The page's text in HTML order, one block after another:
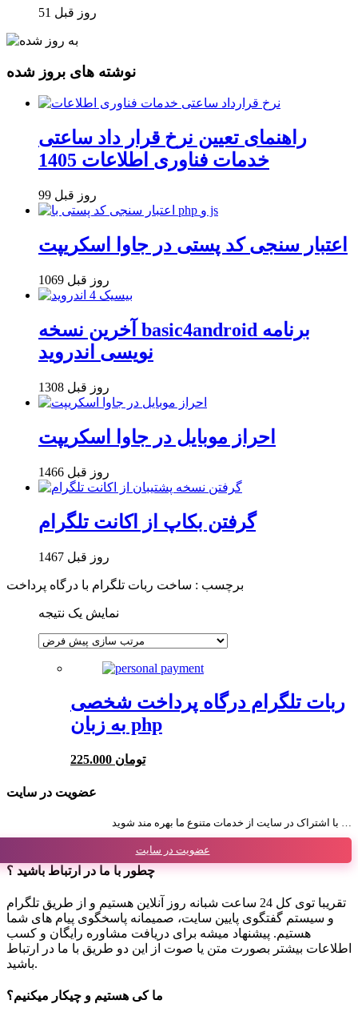
51 روز قبل
نوشته های بروز شده
راهنمای تعیین نرخ قرار داد ساعتی
خدمات فناوری اطلاعات 1405
99 روز قبل
اعتبار سنجی کد پستی در جاوا اسکریپت
1069 روز قبل
آخرین نسخه basic4android برنامه
نویسی اندروید
1308 روز قبل
احراز موبایل در جاوا اسکریپت
1466 روز قبل
گرفتن بکاپ از اکانت تلگرام
1467 روز قبل
برچسب : ساخت ربات تلگرام با درگاه پرداخت
نمایش یک نتیجه
ربات تلگرام درگاه پرداخت شخصی
به زبان php
225.000 تومان
عضویت در سایت
عضویت در سایت
چطور با ما در ارتباط باشید ؟
تقریبا توی کل 24 ساعت شبانه روز آنلاین هستیم و از طریق تلگرام
و سیستم گفتگوی پایین سایت، صمیمانه پاسخگوی پیام های شما
هستیم. پیشنهاد میشه برای دریافت مشاوره رایگان و کسب
اطلاعات بیشتر بصورت متن یا صوت از این دو طریق با ما در ارتباط
باشید.
ما کی هستیم و چیکار میکنیم؟